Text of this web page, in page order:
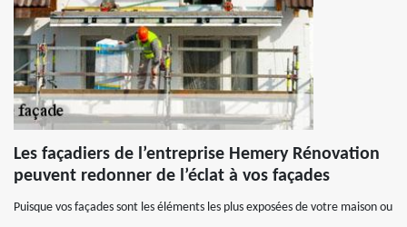
Les façadiers de l’entreprise Hemery Rénovation
peuvent redonner de l’éclat à vos façades
Puisque vos façades sont les éléments les plus exposées de votre maison ou